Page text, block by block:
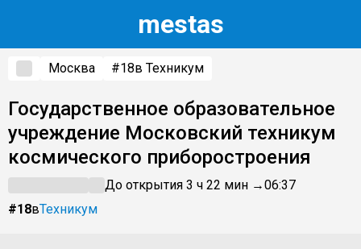
mestas
Москва #18в Техникум
Государственное образовательное
учреждение Московский техникум
космического приборостроения
До открытия 3 ч 22 мин →06:37
#18вТехникум